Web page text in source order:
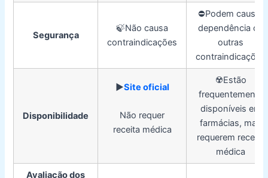
Segurança
🍃Não causa
contraindicações
⛔️Podem causar
dependência ou
outras
contraindicações
Disponibilidade
▶️Site oficial
Não requer
receita médica
☢️Estão
frequentemente
disponíveis em
farmácias, mas
requerem receita
médica
Avaliação dos